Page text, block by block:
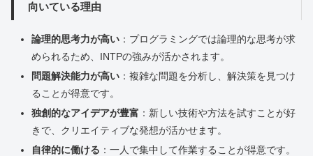
向いている理由
論理的思考力が高い：プログラミングでは論理的な思考が求
められるため、INTPの強みが活かされます。
問題解決能力が高い：複雑な問題を分析し、解決策を見つけ
ることが得意です。
独創的なアイデアが豊富 ：新しい技術や方法を試すことが好
きで、クリエイティブな発想が活かせます。
自律的に働ける ：一人で集中して作業することが得意です。